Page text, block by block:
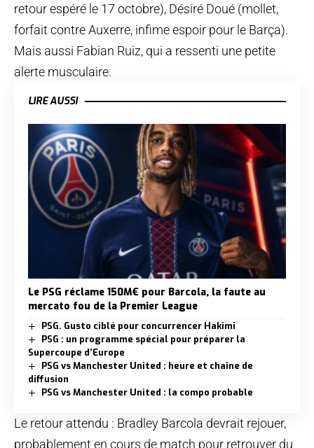
retour espéré le 17 octobre), Désiré Doué (mollet,
forfait contre Auxerre, infime espoir pour le Barça).
Mais aussi Fabian Ruiz, qui a ressenti une petite
alerte musculaire.
LIRE AUSSI
Le PSG réclame 150M€ pour Barcola, la faute au
mercato fou de la Premier League
PSG. Gusto ciblé pour concurrencer Hakimi
PSG : un programme spécial pour préparer la
Supercoupe d’Europe
PSG vs Manchester United : heure et chaîne de
diffusion
PSG vs Manchester United : la compo probable
Le retour attendu : Bradley Barcola devrait rejouer,
probablement en cours de match pour retrouver du